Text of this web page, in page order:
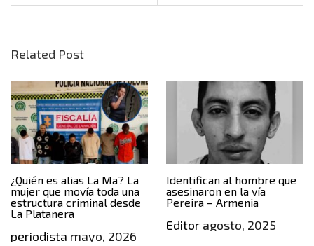
Related Post
¿Quién es alias La Ma? La
mujer que movía toda una
estructura criminal desde
La Platanera
periodista mayo, 2026
Identifican al hombre que
asesinaron en la vía
Pereira – Armenia
Editoragosto, 2025